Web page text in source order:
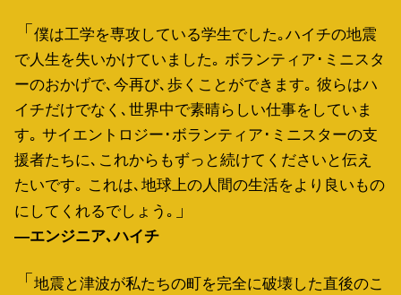
僕は工学を専攻している学生でした｡ハイチの地震
で人生を失いかけていました｡ ボランティア･ミニスタ
ーのおかげで､今再び､歩くことができます｡ 彼らはハ
イチだけでなく､世界中で素晴らしい仕事をしていま
す｡ サイエントロジー･ボランティア･ミニスターの支
援者たちに､これからもずっと続けてくださいと伝え
たいです｡ これは､地球上の人間の生活をより良いもの
にしてくれるでしょう｡
―エンジニア､ハイチ
地震と津波が私たちの町を完全に破壊した直後のこ